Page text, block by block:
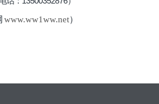
www.ww1ww.net）